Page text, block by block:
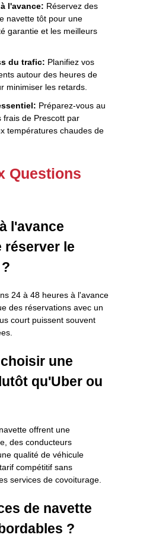
l'avance: Réservez des
navette tôt pour une
garantie et les meilleurs
du trafic: Planifiez vos
autour des heures de
minimiser les retards.
Préparez-vous au
frais de Prescott par
températures chaudes de
Questions
l'avance
réserver le
24 à 48 heures à l'avance
des réservations avec un
court puissent souvent
une
qu'Uber ou
offrent une
des conducteurs
qualité de véhicule
compétitif sans
services de covoiturage.
de navette
?